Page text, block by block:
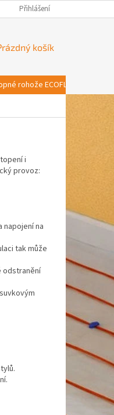
Přihlášení
košík
rohože ECOFLOOR
i
provoz:
na
tak může
odstranění